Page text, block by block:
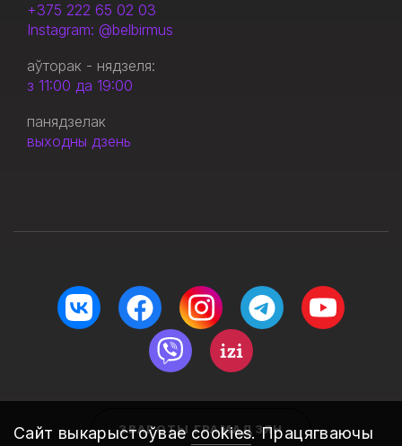
Сайт выкарыстоўвае cookies. Працягваючы
+375 222 65 02 03
Instagram: @belbirmus
аўторак - нядзеля:
з 11:00 да 19:00
панядзелак
выходны дзень
ЗВАРОТЫ ГРАМАДЗЯН